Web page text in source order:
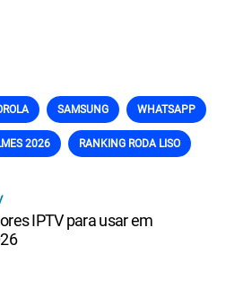
SAMSUNG WHATSAPP
2026 RANKING RODA LISO
IPTV para usar em